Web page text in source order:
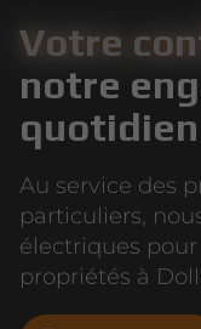
Votre
notre
quotidien
Au service des
particuliers,
électriques
propriétés à